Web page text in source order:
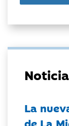
La